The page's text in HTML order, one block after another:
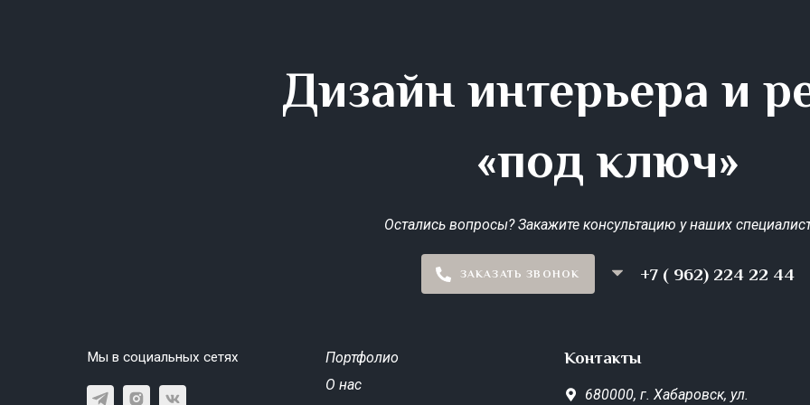
Дизайн интерьера и
«под ключ»
Остались вопросы? Закажите консультацию у наших
ЗАКАЗАТЬ ЗВОНОК +7 ( 962) 224 22 44
Мы в социальных сетях
Портфолио
О нас
Контакты
680000, г. Хабаровск, ул.